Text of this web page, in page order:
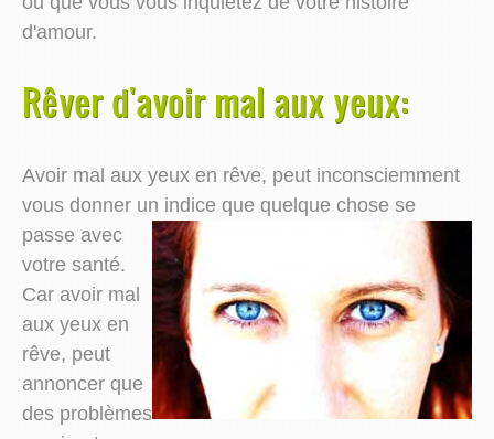
d'amour.
Rêver d'avoir mal aux yeux:
Avoir mal aux yeux en rêve, peut inconsciemment
vous donner un indice que quelque chose se
passe avec
votre santé.
Car avoir mal
aux yeux en
rêve, peut
annoncer que
des problèmes